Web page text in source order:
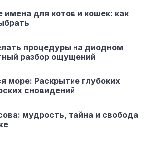
имена для котов и кошек: как
процедуры на диодном
разбор ощущений
море: Раскрытие глубоких
сновидений
мудрость, тайна и свобода